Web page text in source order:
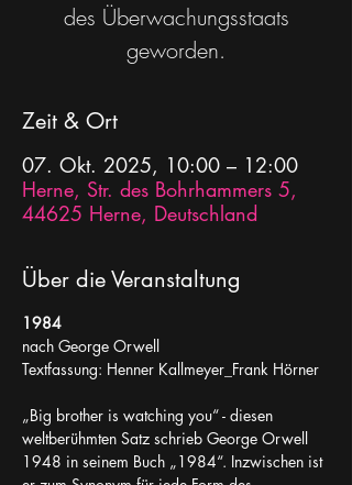
des Überwachungsstaats
geworden.
Zeit & Ort
07. Okt. 2025, 10:00 – 12:00
Herne, Str. des Bohrhammers 5,
44625 Herne, Deutschland
Über die Veranstaltung
1984
nach George Orwell
Textfassung: Henner Kallmeyer_Frank Hörner
„Big brother is watching you“ - diesen
weltberühmten Satz schrieb George Orwell
1948 in seinem Buch „1984“. Inzwischen ist